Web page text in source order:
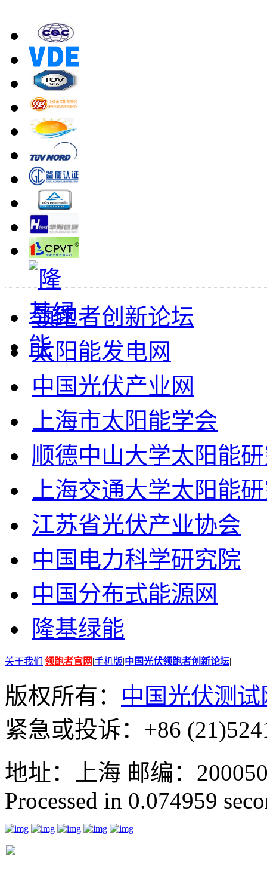
领跑者创新论坛
太阳能发电网
中国光伏产业网
上海市太阳能学会
顺德中山大学太阳能
上海交通大学太阳能
江苏省光伏产业协会
中国电力科学研究院
中国分布式能源网
隆基绿能
关于我们 |领跑者官网|手机版|中国光伏领跑者创新论坛|
版权所有： 中国光伏测试
紧急或投诉：+86
地址：上海 邮编：
Processed in 0.074959